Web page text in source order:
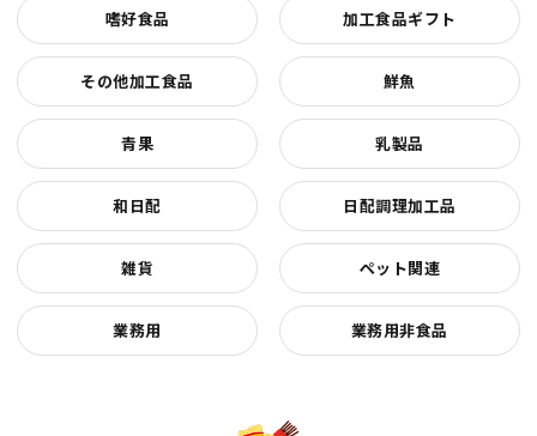
嗜好食品 加工食品ギフト
その他加工食品 鮮魚
青果 乳製品
和日配 日配調理加工品
雑貨 ペット関連
業務用 業務用非食品